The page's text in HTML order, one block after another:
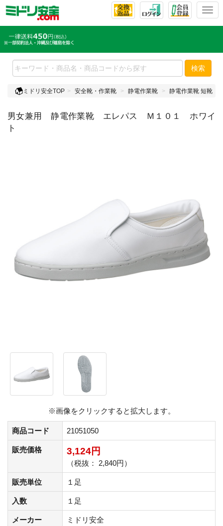
T
l
e
n
v
g
検索
ミドリ安全TOP 安全靴・作業靴 静電作業靴 静電作業靴 短靴
男女兼用 静電作業靴 エレパス Ｍ１０１ ホワイ
ト
※画像をクリックすると拡大します。
商品コード 21051050
販売価格 3,124円
（税抜： 2,840円）
販売単位 １足
入数 １足
メーカー ミドリ安全